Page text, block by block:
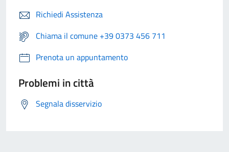
Richiedi Assistenza
Chiama il comune +39 0373 456 711
Prenota un appuntamento
Problemi in città
Segnala disservizio